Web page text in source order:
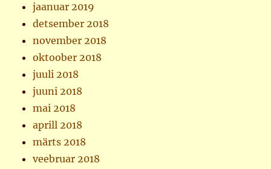
jaanuar 2019
detsember 2018
november 2018
oktoober 2018
juuli 2018
juuni 2018
mai 2018
aprill 2018
märts 2018
veebruar 2018